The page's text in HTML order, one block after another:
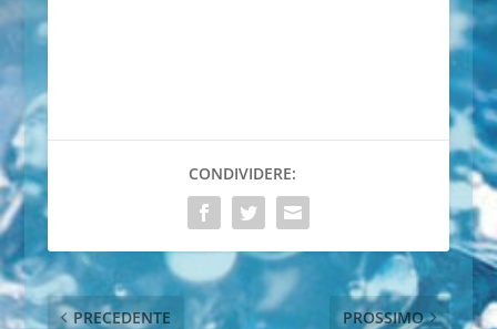
CONDIVIDERE:
PRECEDENTE PROSSIMO